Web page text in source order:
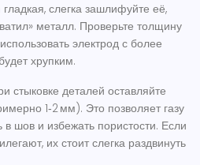
слегка зашлифуйте её,
металл. Проверьте толщину
электрод с более
хрупким.
стыковке деталей оставляйте
1‑2 мм). Это позволяет газу
шов и избежать пористости. Если
их стоит слегка раздвинуть